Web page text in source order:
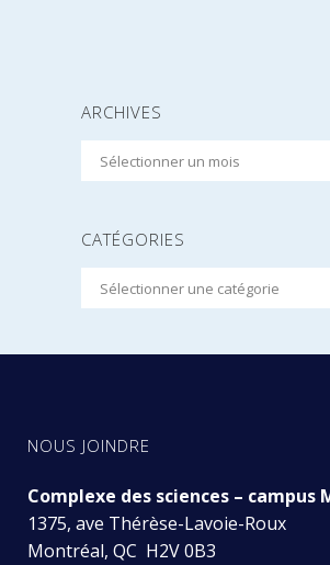
ARCHIVES
Archives
CATÉGORIES
Catégories
NOUS JOINDRE
Complexe des sciences – campus
1375, ave Thérèse-Lavoie-Roux
Montréal, QC H2V 0B3